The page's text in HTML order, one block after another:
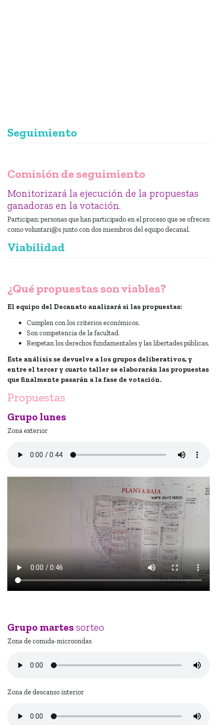
Seguimiento
Comisión de seguimiento
Monitorizará la ejecución de la propuestas
ganadoras en la votación.
Participan: personas que han participado en el proceso que se ofrecen
como voluntari@s junto con dos miembros del equipo decanal.
Viabilidad
¿Qué propuestas son viables?
El equipo del Decanato analizará si las propuestas:
Cumplen con los criterios económicos.
Son competencia de la facultad.
Respetan los derechos fundamentales y las libertades públicas.
Este análisis se devuelve a los grupos deliberativos, y
entre el tercer y cuarto taller se elaborarán las propuestas
que finalmente pasarán a la fase de votación.
Propuestas
Grupo lunes
Zona exterior
Grupo martes sorteo
Zona de comida-microondas
Zona de descanso interior